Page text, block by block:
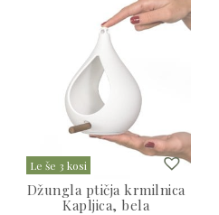
Le še 3 kosi
Džungla ptičja krmilnica
Kapljica, bela